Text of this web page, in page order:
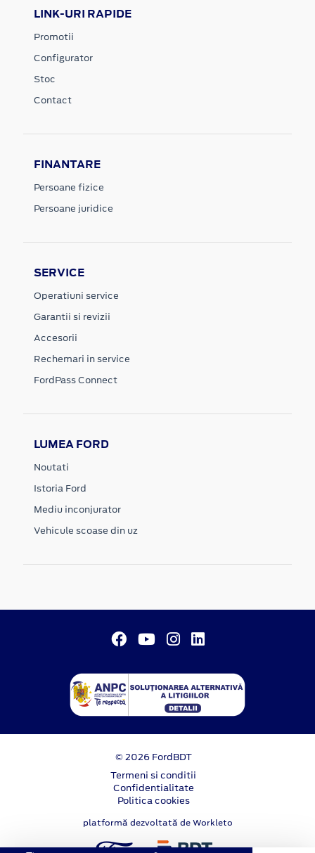
LINK-URI RAPIDE
Promotii
Configurator
Stoc
Contact
FINANTARE
Persoane fizice
Persoane juridice
SERVICE
Operatiuni service
Garantii si revizii
Accesorii
Rechemari in service
FordPass Connect
LUMEA FORD
Noutati
Istoria Ford
Mediu inconjurator
Vehicule scoase din uz
© 2026 FordBDT
Termeni si conditii
Confidentialitate
Politica cookies
platformă dezvoltată de Workleto